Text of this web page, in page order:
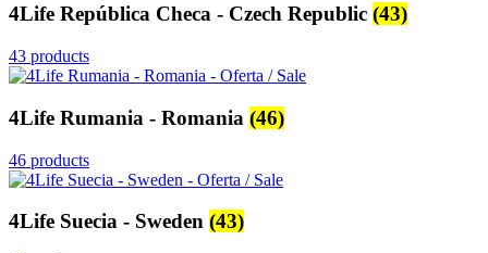
4Life República Checa - Czech Republic (43)
43 products
4Life Rumania - Romania (46)
46 products
4Life Suecia - Sweden (43)